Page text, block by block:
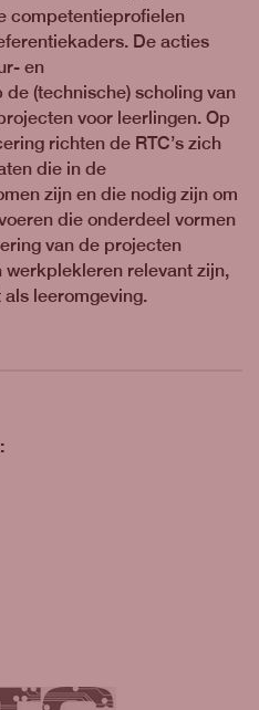
competentieprofielen
De acties
en
(technische) scholing van
voor leerlingen. Op
richten de RTC’s zich
die in de
zijn en die nodig zijn om
die onderdeel vormen
van de projecten
werkplekleren relevant zijn,
leeromgeving.